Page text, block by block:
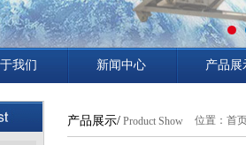
我们 新闻中心 产品展
产品展示/ Product Show 位置： 首